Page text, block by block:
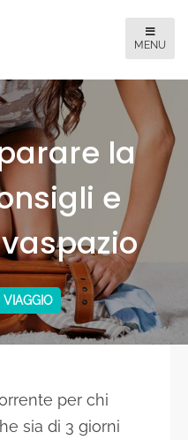
la
e
per chi
sia di 3 giorni